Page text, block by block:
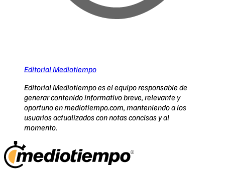
Editorial Mediotiempo
Editorial Mediotiempo es el equipo responsable de
generar contenido informativo breve, relevante y
oportuno en mediotiempo.com, manteniendo a los
usuarios actualizados con notas concisas y al
momento.